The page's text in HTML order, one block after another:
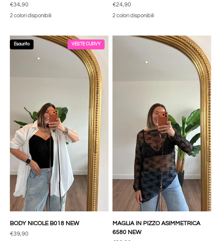
Prezzo scontato
€34,90
2 colori disponibili
Prezzo scontato
€24,90
2 colori disponibili
Esaurito VESTE CURVY
BODY NICOLE B018 NEW
Prezzo scontato
€39,90
MAGLIA IN PIZZO ASIMMETRICA
6580 NEW